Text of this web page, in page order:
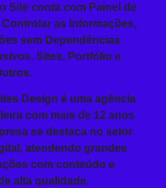
Site conta com Painel de
as Informações,
sem Dependências.
Sites, Portfólio e
Design é uma agência
com mais de 12 anos
se destaca no setor
atendendo grandes
com conteúdo e
alta qualidade.